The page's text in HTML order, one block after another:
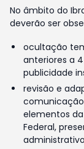
No âmbito do
deverão ser
ocultação
anteriores a
publicidade
revisão e
elementos
Federal,